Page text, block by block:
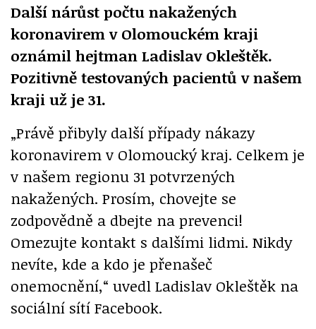
Další nárůst počtu nakažených
koronavirem v Olomouckém kraji
oznámil hejtman Ladislav Okleštěk.
Pozitivně testovaných pacientů v našem
kraji už je 31.
„Právě přibyly další případy nákazy
koronavirem v Olomoucký kraj. Celkem je
v našem regionu 31 potvrzených
nakažených. Prosím, chovejte se
zodpovědně a dbejte na prevenci!
Omezujte kontakt s dalšími lidmi. Nikdy
nevíte, kde a kdo je přenašeč
onemocnění,“ uvedl Ladislav Okleštěk na
sociální sítí Facebook.